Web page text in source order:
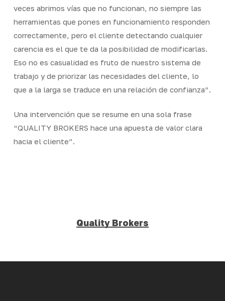
veces abrimos vías que no funcionan, no siempre las
herramientas que pones en funcionamiento responden
correctamente, pero el cliente detectando cualquier
carencia es el que te da la posibilidad de modificarlas.
Eso no es casualidad es fruto de nuestro sistema de
trabajo y de priorizar las necesidades del cliente, lo
que a la larga se traduce en una relación de confianza”.
Una intervención que se resume en una sola frase
“QUALITY BROKERS hace una apuesta de valor clara
hacia el cliente”.
Quality Brokers